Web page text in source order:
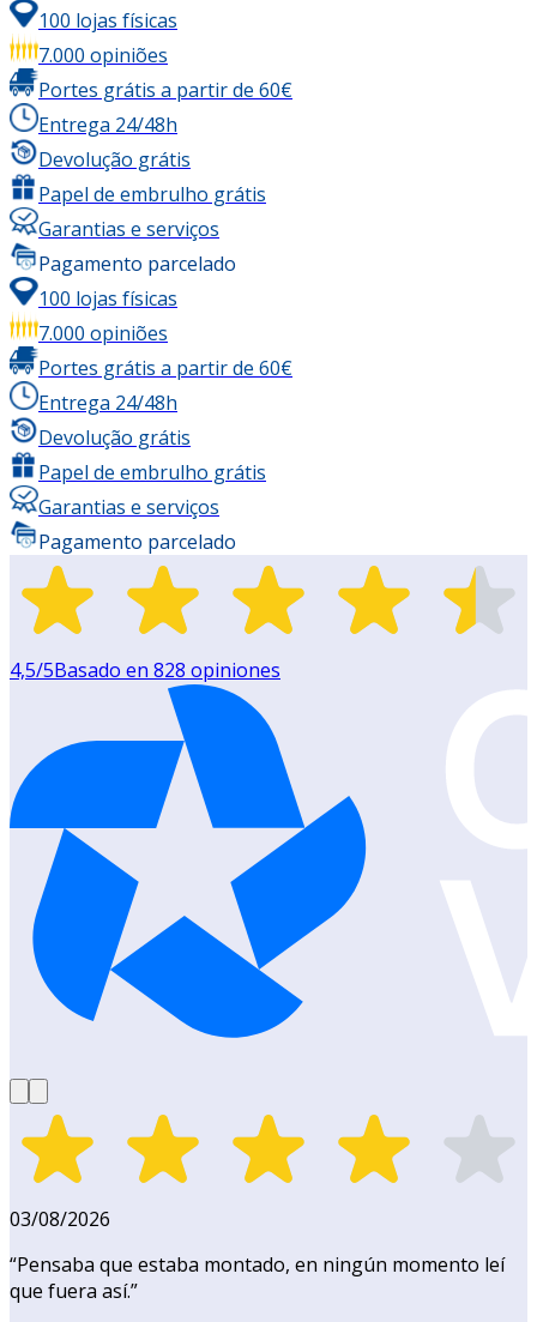
100 lojas físicas
7.000 opiniões
Portes grátis a partir de 60€
Entrega 24/48h
Devolução grátis
Papel de embrulho grátis
Garantias e serviços
Pagamento parcelado
100 lojas físicas
7.000 opiniões
Portes grátis a partir de 60€
Entrega 24/48h
Devolução grátis
Papel de embrulho grátis
Garantias e serviços
Pagamento parcelado
4,5/5Basado en 828 opiniones
03/08/2026
“Pensaba que estaba montado, en ningún momento leí
que fuera así.”